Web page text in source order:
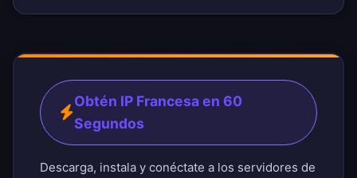
Obtén IP Francesa en 60
Segundos
Descarga, instala y conéctate a los servidores de